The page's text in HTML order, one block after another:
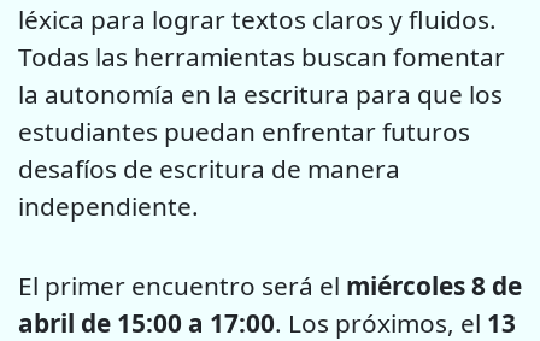
léxica para lograr textos claros y fluidos.
Todas las herramientas buscan fomentar
la autonomía en la escritura para que los
estudiantes puedan enfrentar futuros
desafíos de escritura de manera
independiente.
El primer encuentro será el miércoles 8 de
abril de 15:00 a 17:00. Los próximos, el 13